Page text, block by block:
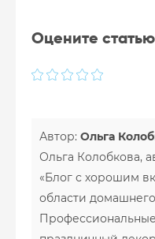
Оцените статью
Автор: Ольга
Ольга Колобкова,
«Блог с хорошим
области